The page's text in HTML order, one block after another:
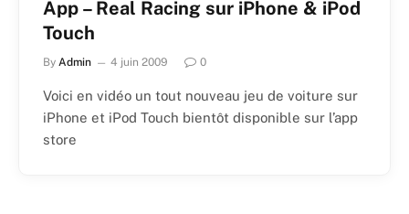
App – Real Racing sur iPhone & iPod
Touch
By Admin 4 juin 2009 0
Voici en vidéo un tout nouveau jeu de voiture sur
iPhone et iPod Touch bientôt disponible sur l’app
store